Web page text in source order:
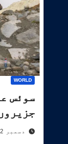
WORLD
سوئس
آب و
دسمبر 22, 2025